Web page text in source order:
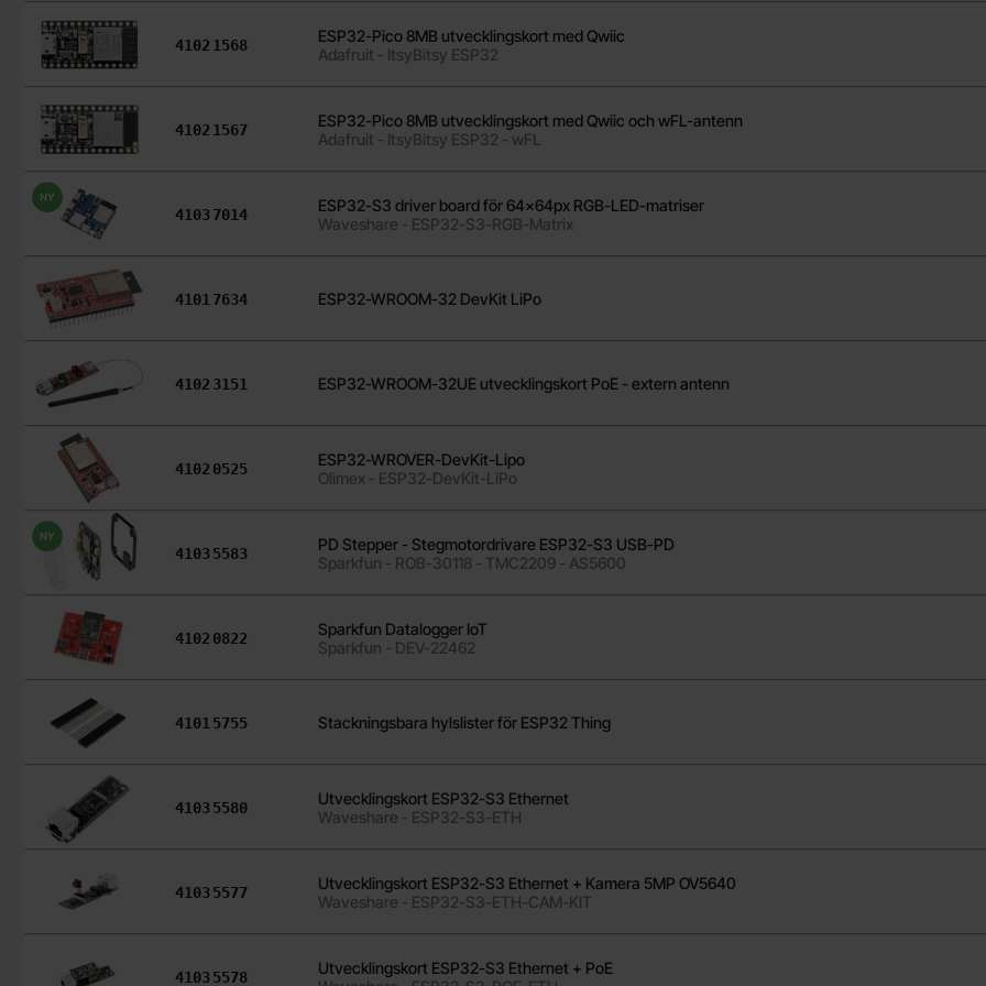
ESP32-Pico 8MB utvecklingskort med Qwiic
Adafruit - ItsyBitsy ESP32
Art. nr
4102 1568
ESP32-Pico 8MB utvecklingskort med Qwiic och wFL-antenn
Adafruit - ItsyBitsy ESP32 - wFL
Art. nr
4102 1567
Ny
ESP32-S3 driver board för 64x64px RGB-LED-matriser
Waveshare - ESP32-S3-RGB-Matrix
Art. nr
41037014
ESP32-WROOM-32 DevKit LiPo
Art. nr
4101 7634
ESP32-WROOM-32UE utvecklingskort PoE - extern antenn
Art. nr
4102 3151
ESP32-WROVER-DevKit-Lipo
Olimex - ESP32-DevKit-LiPo
Art. nr
4102 0525
Ny
PD Stepper - Stegmotordrivare ESP32-S3 USB-PD
Sparkfun - ROB-30118 - TMC2209 - AS5600
Art. nr
41035583
Sparkfun Datalogger IoT
Sparkfun - DEV-22462
Art. nr
4102 0822
Stackningsbara hylslister för ESP32 Thing
Art. nr
4101 5755
Utvecklingskort ESP32-S3 Ethernet
Waveshare - ESP32-S3-ETH
Art. nr
41035580
Utvecklingskort ESP32-S3 Ethernet + Kamera 5MP OV5640
Waveshare - ESP32-S3-ETH-CAM-KIT
Art. nr
41035577
Utvecklingskort ESP32-S3 Ethernet + PoE
Art. nr
41035578